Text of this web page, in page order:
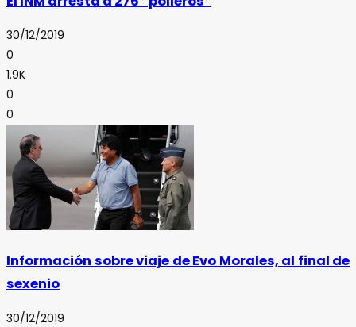
30/12/2019
0
1.9K
0
0
Información sobre viaje de Evo Morales, al final de
sexenio
30/12/2019